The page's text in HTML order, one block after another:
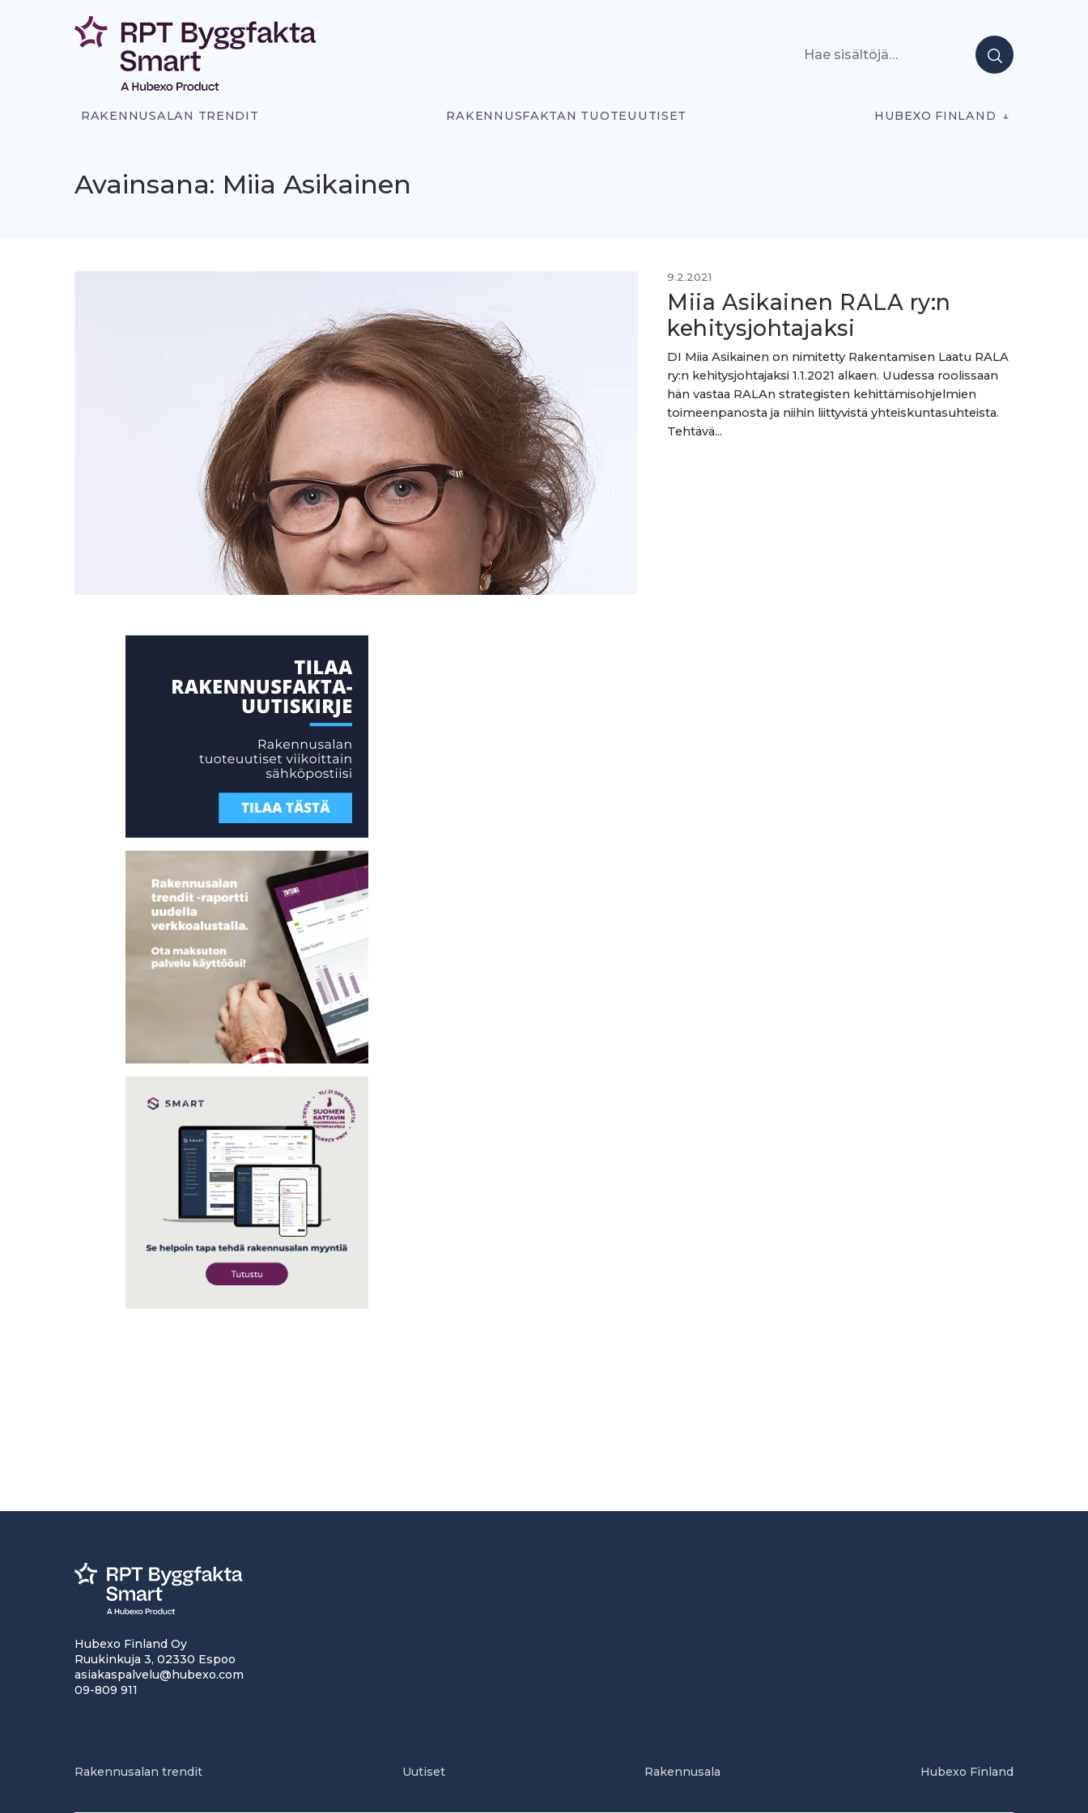
RAKENNUSALAN TRENDIT RAKENNUSFAKTAN TUOTEUUTISET HUBEXO FINLAND
Avainsana: Miia Asikainen
9.2.2021
Miia Asikainen RALA ry:n
kehitysjohtajaksi
DI Miia Asikainen on nimitetty Rakentamisen Laatu RALA
ry:n kehitysjohtajaksi 1.1.2021 alkaen. Uudessa roolissaan
hän vastaa RALAn strategisten kehittämisohjelmien
toimeenpanosta ja niihin liittyvistä yhteiskuntasuhteista.
Tehtävä...
Hubexo Finland Oy
Ruukinkuja 3, 02330 Espoo
asiakaspalvelu@hubexo.com
09-809 911
Rakennusalan trendit Uutiset Rakennusala Hubexo Finland